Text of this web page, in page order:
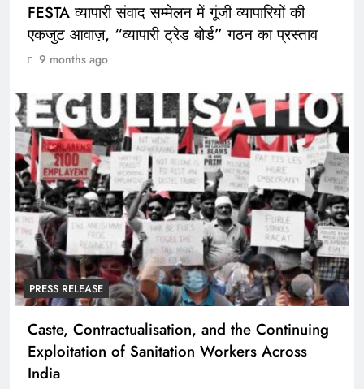
FESTA व्यापारी संवाद सम्मेलन में गूंजी व्यापारियों की
एकजुट आवाज़, “व्यापारी ट्रेड बोर्ड” गठन का प्रस्ताव
9 months ago
PRESS RELEASE
Caste, Contractualisation, and the Continuing
Exploitation of Sanitation Workers Across
India